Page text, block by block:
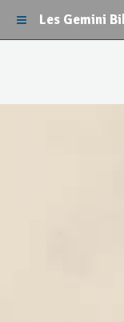
Les Gemini